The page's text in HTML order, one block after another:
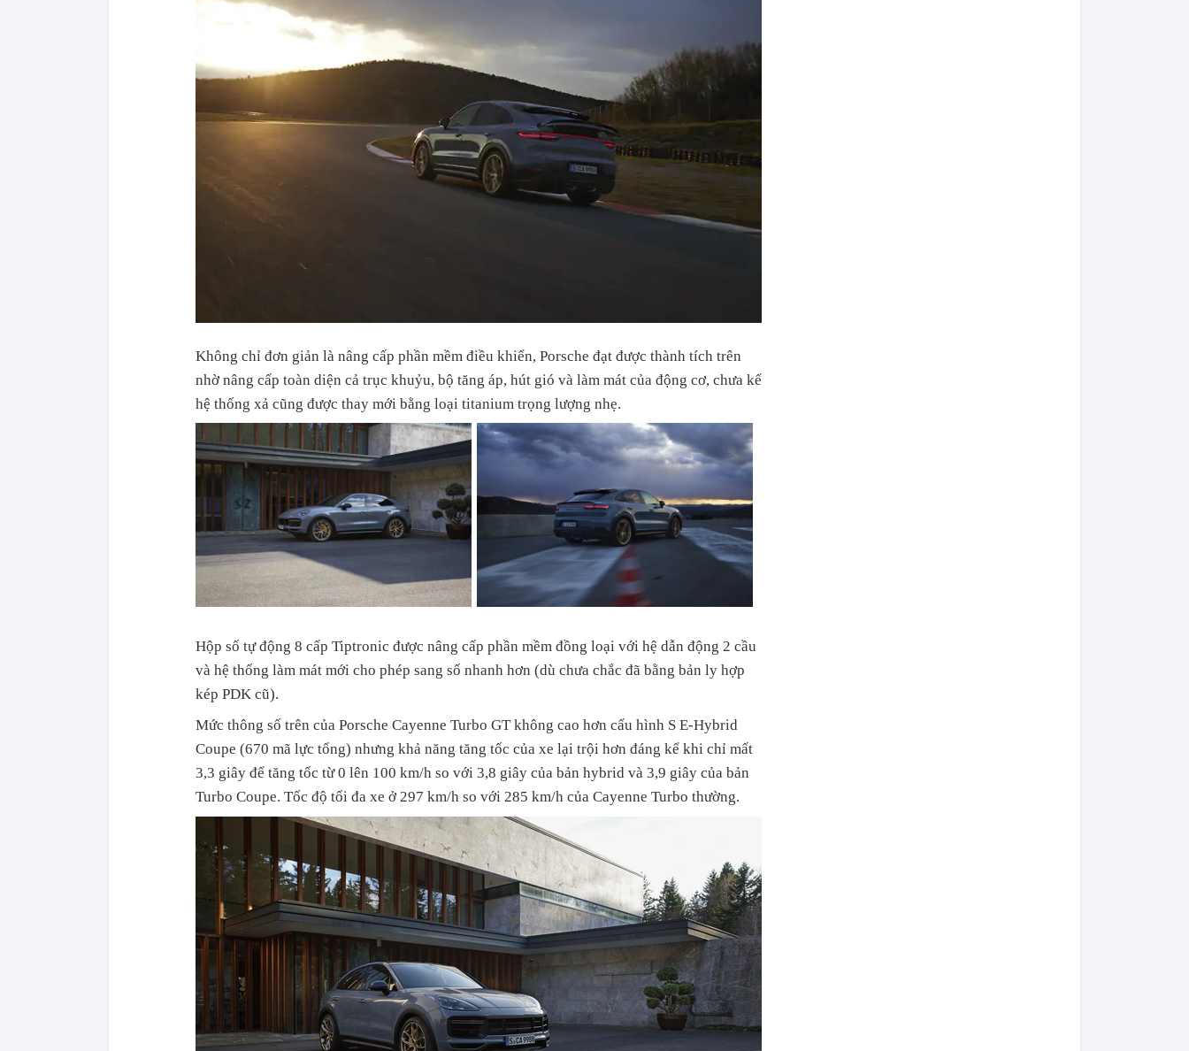
Không chỉ đơn giản là nâng cấp phần mềm điều khiển, Porsche đạt được thành tích trên
nhờ nâng cấp toàn diện cả trục khuỷu, bộ tăng áp, hút gió và làm mát của động cơ, chưa kể
hệ thống xả cũng được thay mới bằng loại titanium trọng lượng nhẹ.
Hộp số tự động 8 cấp Tiptronic được nâng cấp phần mềm đồng loại với hệ dẫn động 2 cầu
và hệ thống làm mát mới cho phép sang số nhanh hơn (dù chưa chắc đã bằng bản ly hợp
kép PDK cũ).
Mức thông số trên của Porsche Cayenne Turbo GT không cao hơn cấu hình S E-Hybrid
Coupe (670 mã lực tổng) nhưng khả năng tăng tốc của xe lại trội hơn đáng kể khi chỉ mất
3,3 giây để tăng tốc từ 0 lên 100 km/h so với 3,8 giây của bản hybrid và 3,9 giây của bản
Turbo Coupe. Tốc độ tối đa xe ở 297 km/h so với 285 km/h của Cayenne Turbo thường.